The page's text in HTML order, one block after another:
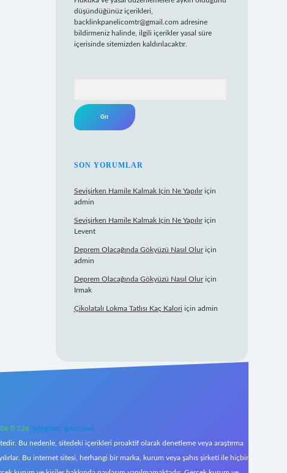
düşündüğünüz içerikleri,
backlinkpanelicomtr@gmail.com adresine
bildirmeniz halinde, ilgili içerikler yasal süre
içerisinde sitemizden kaldırılacaktır.
SON YORUMLAR
Sevişirken Hamile Kalmak Için Ne Yapılıriçin
admin
Sevişirken Hamile Kalmak Için Ne Yapılıriçin
Levent
Deprem Olacağında Gökyüzü Nasıl Oluriçin
admin
Deprem Olacağında Gökyüzü Nasıl Oluriçin
Irmak
Çikolatalı Lokma Tatlısı Kaç Kalori için admin
0 726 Telegram: @karabul
Bu nedenle, sitedeki içerikleri proaktif olarak denetleme veya araştırma
Bu internet sitesi, herhangi bir marka, kurum veya şahıs şirketi ile hiçbir